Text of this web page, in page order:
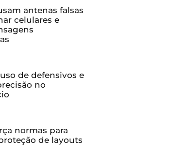
antenas falsas
celulares e
de defensivos e
no
normas para
de layouts